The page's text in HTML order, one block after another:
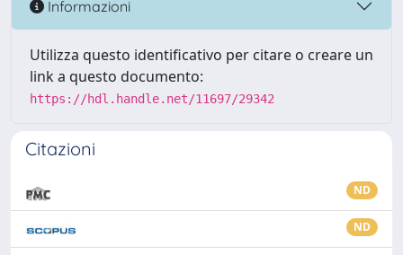
Informazioni
Utilizza questo identificativo per citare o creare un
link a questo documento:
https://hdl.handle.net/11697/29342
Citazioni
ND
ND